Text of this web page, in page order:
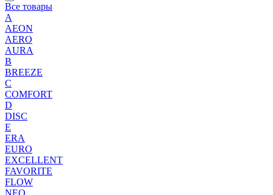
Все товары
A
AEON
AERO
AURA
B
BREEZE
C
COMFORT
D
DISC
E
ERA
EURO
EXCELLENT
FAVORITE
FLOW
NEO